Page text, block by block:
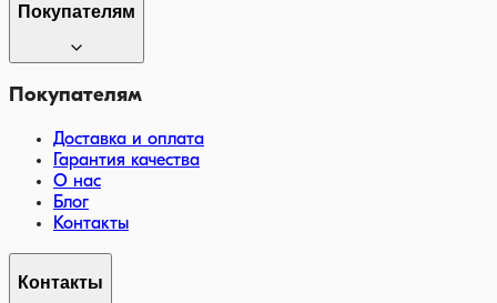
Покупателям
Покупателям
Доставка и оплата
Гарантия качества
О нас
Блог
Контакты
Контакты